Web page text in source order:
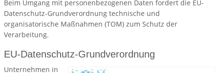
Beim Umgang mit personenbezogenen Daten fordert die EU-
Datenschutz-Grundverordnung technische und
organisatorische Maßnahmen (TOM) zum Schutz der
Verarbeitung.
EU-Datenschutz-Grundverordnung
Unternehmen in